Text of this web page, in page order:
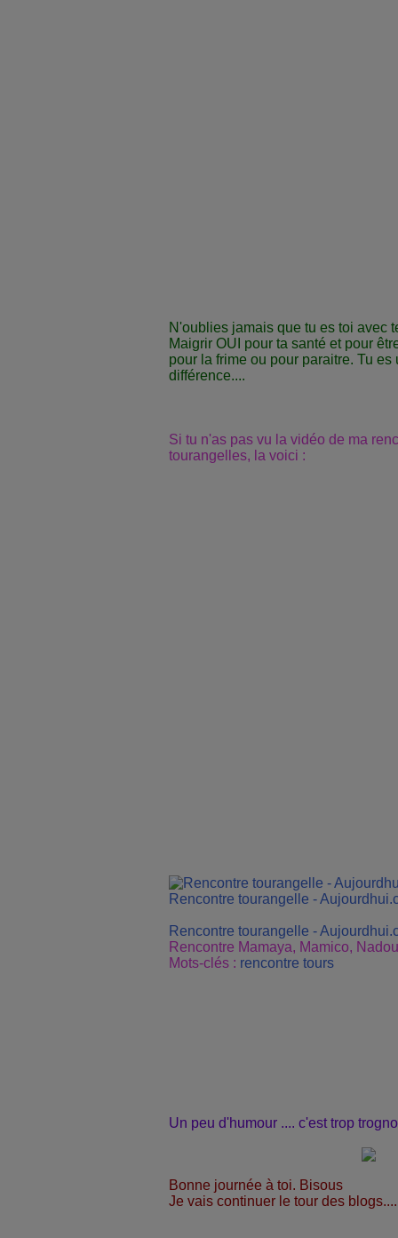
N'oublies jamais que tu es toi avec
Maigrir OUI pour ta santé et pour
pour la frime ou pour paraitre. Tu
différence....
Si tu n'as pas vu la vidéo de ma
tourangelles, la voici :
Rencontre tourangelle -
Rencontre tourangelle -
Rencontre Mamaya, Mamico,
Mots-clés : rencontre tours
Un peu d'humour .... c'est trop
Bonne journée à toi. Bisous
Je vais continuer le tour des